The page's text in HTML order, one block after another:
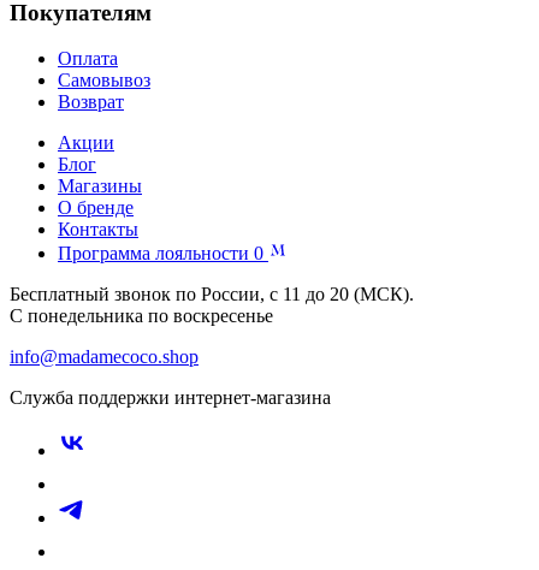
Покупателям
Оплата
Самовывоз
Возврат
Акции
Блог
Магазины
О бренде
Контакты
Программа лояльности 0
Бесплатный звонок по России, с 11 до 20 (МСК).
С понедельника по воскресенье
info@madamecoco.shop
Служба поддержки интернет-магазина